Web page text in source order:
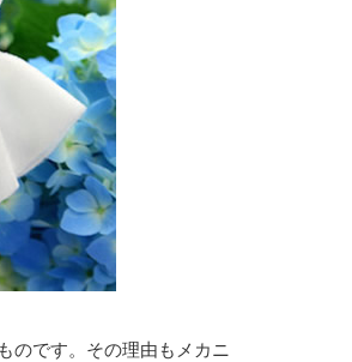
のです。その理由もメカニ